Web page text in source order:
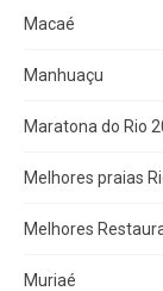
Macaé
Manhuaçu
Maratona do Rio
Melhores praias
Melhores
Muriaé